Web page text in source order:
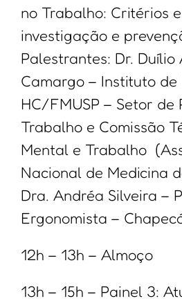
no Trabalho: Critérios
investigação e
Palestrantes: Dr. Duílio
Camargo – Instituto
HC/FMUSP – Setor de
Trabalho e Comissão
Mental e Trabalho
Nacional de Medicina
Dra. Andréa Silveira –
Ergonomista –
12h – 13h – Almoço
13h – 15h – Painel 3: